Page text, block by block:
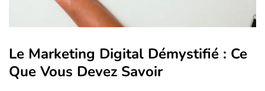
Le Marketing Digital Démystifié : Ce
Que Vous Devez Savoir